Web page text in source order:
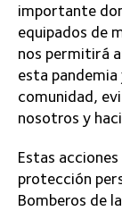
importante
equipados de
nos permitirá
esta
comunidad,
nosotros y
Estas
protección
Bomberos de